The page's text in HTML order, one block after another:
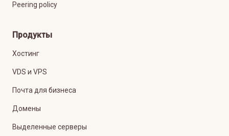
Peering policy
Продукты
Хостинг
VDS и VPS
Почта для бизнеса
Домены
Выделенные серверы